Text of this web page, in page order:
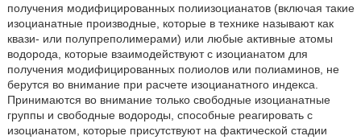
получения модифицированных полиизоцианатов (включая такие
изоцианатные производные, которые в технике называют как
квази- или полупреполимерами) или любые активные атомы
водорода, которые взаимодействуют с изоцианатом для
получения модифицированных полиолов или полиаминов, не
берутся во внимание при расчете изоцианатного индекса.
Принимаются во внимание только свободные изоцианатные
группы и свободные водороды, способные реагировать с
изоцианатом, которые присутствуют на фактической стадии